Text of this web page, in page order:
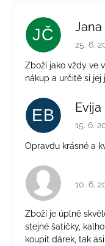
JČ
25. 6.
Zboží jako vždy ve
nákup a určitě si jej
EB
15. 6.
Opravdu krásné a
10. 6.
Zboží je úplně
stejné šatičky,
koupit dárek, tak